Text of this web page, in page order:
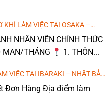
KHÍ LÀM VIỆC TẠI OSAKA –
MIỄN PHÍ ĐÀO TẠO TIẾNG)
NHÂN VIÊN CHÍNH THỨC
MAN/THÁNG
1. THÔN...
VIỆC TẠI IBARAKI – NHẬT BẢN
ĐÀO TẠO TIẾNG)
Đơn Hàng Địa điểm làm